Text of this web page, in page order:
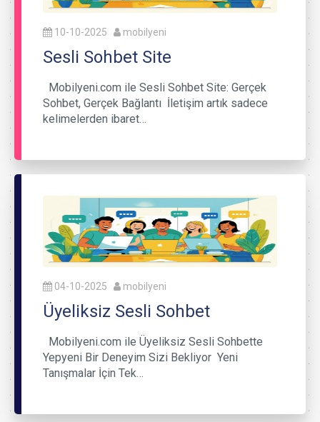
10-10-2025 mobilyeni
Sesli Sohbet Site
Mobilyeni.com ile Sesli Sohbet Site: Gerçek
Sohbet, Gerçek Bağlantı İletişim artık sadece
kelimelerden ibaret…
04-10-2025 mobilyeni
Üyeliksiz Sesli Sohbet
Mobilyeni.com ile Üyeliksiz Sesli Sohbette
Yepyeni Bir Deneyim Sizi Bekliyor Yeni
Tanışmalar İçin Tek…